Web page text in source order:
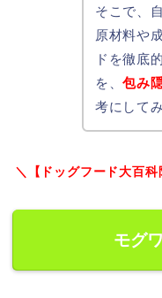
そこで、
原材料や
ドを徹底
を、包み
考にして
＼【ドッグフード大百
モグ